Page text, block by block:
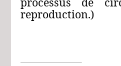
reproduction.)